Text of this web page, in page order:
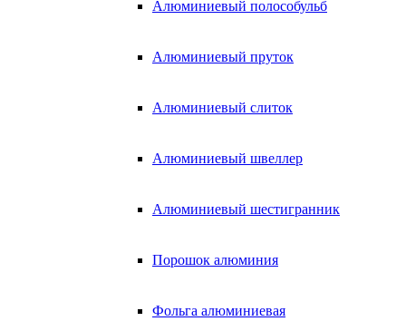
Алюминиевый полособульб
Алюминиевый пруток
Алюминиевый слиток
Алюминиевый швеллер
Алюминиевый шестигранник
Порошок алюминия
Фольга алюминиевая